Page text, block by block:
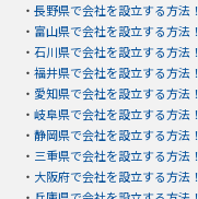
・ 長野県で会社を設立する方法！
・ 富山県で会社を設立する方法！
・ 石川県で会社を設立する方法！
・ 福井県で会社を設立する方法！
・ 愛知県で会社を設立する方法！
・ 岐阜県で会社を設立する方法！
・ 静岡県で会社を設立する方法！
・ 三重県で会社を設立する方法！
・ 大阪府で会社を設立する方法！